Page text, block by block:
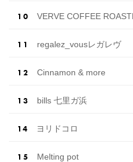
VERVE COFFEE
regalez_vousレガレヴ
Cinnamon & more
bills 七里ガ浜
ヨリドコロ
Melting pot